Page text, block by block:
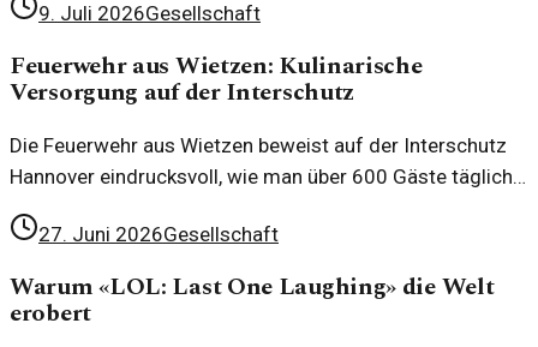
9. Juli 2026Gesellschaft
Feuerwehr aus Wietzen: Kulinarische
Versorgung auf der Interschutz
Die Feuerwehr aus Wietzen beweist auf der Interschutz
Hannover eindrucksvoll, wie man über 600 Gäste täglich
Kulissen.
27. Juni 2026Gesellschaft
Warum «LOL: Last One Laughing» die Welt
erobert